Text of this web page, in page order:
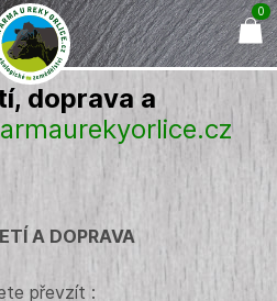
doprava a
A DOPRAVA
převzít :
0